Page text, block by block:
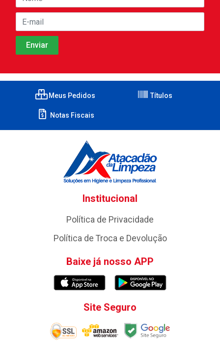
Meus Pedidos Títulos
Notas Fiscais
Institucional
Política de Privacidade
Política de Troca e Devolução
Baixe já nosso APP
Site Seguro